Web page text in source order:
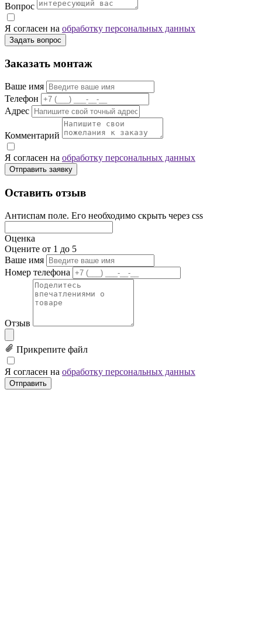
Вопрос
Я согласен на обработку персональных данных
Задать вопрос
Заказать монтаж
Ваше имя
Телефон
Адрес
Комментарий
Я согласен на обработку персональных данных
Отправить заявку
Оставить отзыв
Антиспам поле. Его необходимо скрыть через css
Оценка
Оцените от 1 до 5
Ваше имя
Номер телефона
Отзыв
Прикрепите файл
Я согласен на обработку персональных данных